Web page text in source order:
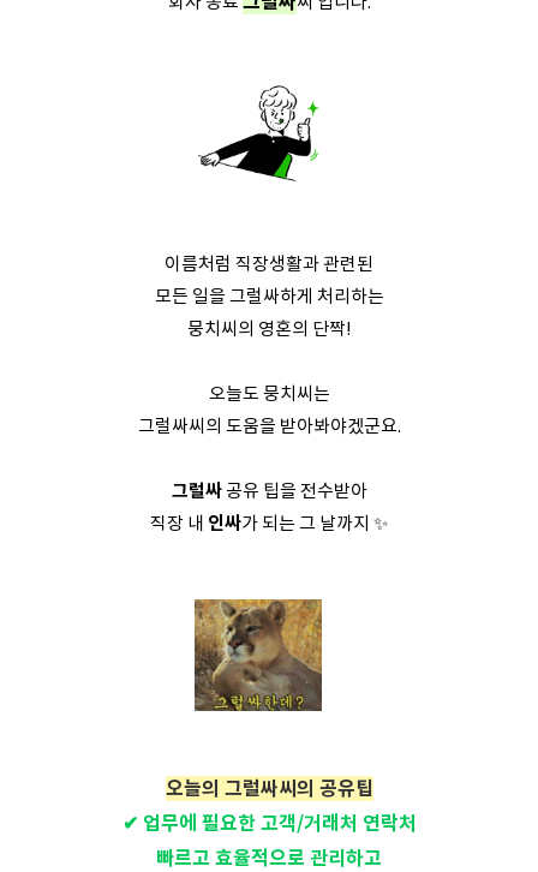
이름처럼 직장생활과 관련된
모든 일을 그럴싸하게 처리하는
뭉치씨의 영혼의 단짝!
오늘도 뭉치씨는
그럴싸씨의 도움을 받아봐야겠군요.
그럴싸공유 팁을 전수받아
직장 내 인싸가 되는 그 날까지 ✨
오늘의 그럴싸씨의 공유팁
✔ 업무에 필요한 고객/거래처 연락처
빠르고 효율적으로 관리하고